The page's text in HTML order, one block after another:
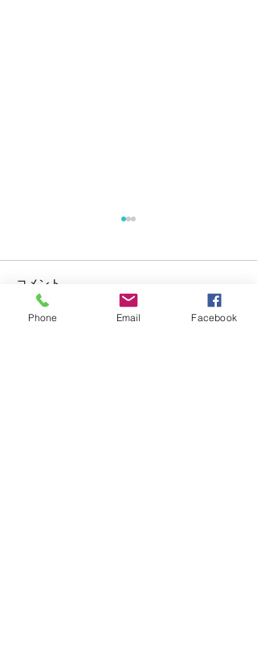
コメント
Phone Email Facebook